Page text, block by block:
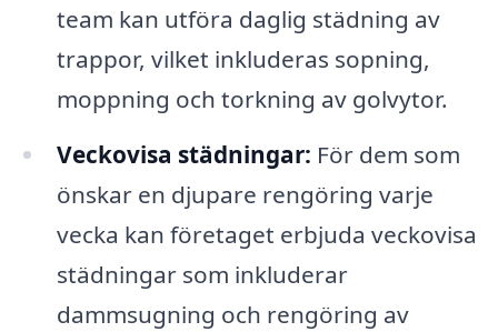
team kan utföra daglig städning av
trappor, vilket inkluderas sopning,
moppning och torkning av golvytor.
Veckovisa städningar: För dem som
önskar en djupare rengöring varje
vecka kan företaget erbjuda veckovisa
städningar som inkluderar
dammsugning och rengöring av